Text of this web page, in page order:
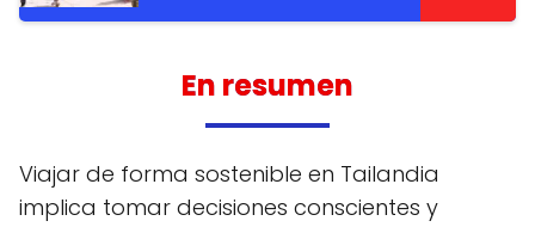
En resumen
Viajar de forma sostenible en Tailandia
implica tomar decisiones conscientes y